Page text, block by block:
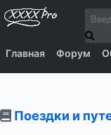
Главная Форум
Поездки и